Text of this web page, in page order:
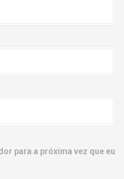
para a próxima vez que eu